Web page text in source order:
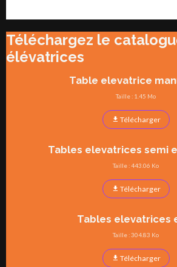
Téléchargez le
élévatrices
Table elevatrice
Taille : 1.45 Mo
Télécharger
Tables elevatrices semi
Taille : 443.06 Ko
Télécharger
Tables elevatrices
Taille : 304.83 Ko
Télécharger